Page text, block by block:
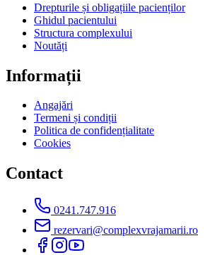
Drepturile și obligațiile pacienților
Ghidul pacientului
Structura complexului
Noutăți
Informații
Angajări
Termeni și condiții
Politica de confidențialitate
Cookies
Contact
0241.747.916
rezervari@complexvrajamarii.ro